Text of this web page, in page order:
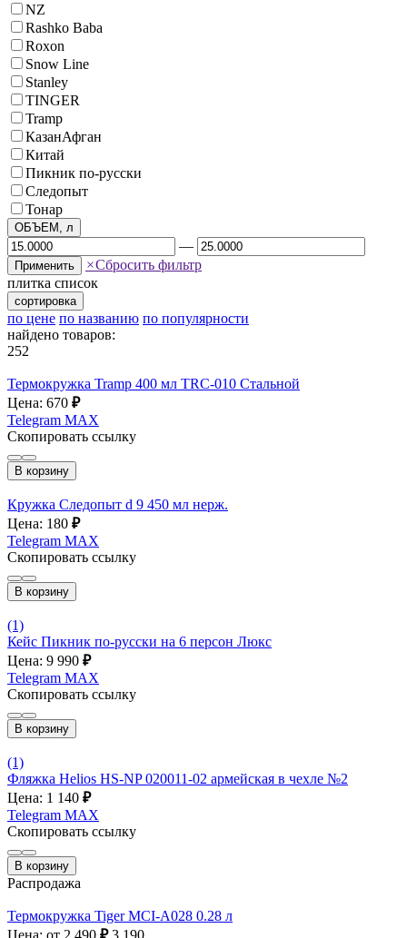
NZ
Rashko Baba
Roxon
Snow Line
Stanley
TINGER
Tramp
КазанАфган
Китай
Пикник по-русски
Следопыт
Тонар
ОБЪЕМ, л
—
Применить ×Сбросить фильтр
плитка список
сортировка
по цене по названию по популярности
найдено товаров:
252
Термокружка Tramp 400 мл TRC-010 Стальной
Цена: 670 ₽
Telegram MAX
Скопировать ссылку
В корзину
Кружка Следопыт d 9 450 мл нерж.
Цена: 180 ₽
Telegram MAX
Скопировать ссылку
В корзину
(1)
Кейс Пикник по-русски на 6 персон Люкс
Цена: 9 990 ₽
Telegram MAX
Скопировать ссылку
В корзину
(1)
Фляжка Helios HS-NP 020011-02 армейская в чехле №2
Цена: 1 140 ₽
Telegram MAX
Скопировать ссылку
В корзину
Распродажа
Термокружка Tiger MCI-A028 0.28 л
Цена: от 2 490 ₽ 3 190